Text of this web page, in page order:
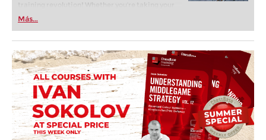
training revolution! Whether you’re taking your
first steps into the world of club chess, or already
playing at a tournament level: with FRITZ, you can
train more efficiently, intelligently and with a
more personalised approach than ever before.
Más...